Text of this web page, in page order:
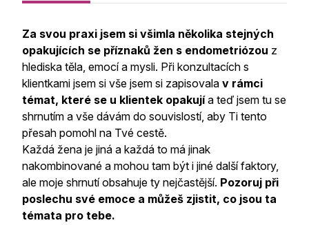
Za svou praxi jsem si všimla několika stejných
opakujících se příznaků žen s endometriózou z
hlediska těla, emocí a mysli. Při konzultacích s
klientkami jsem si vše jsem si zapisovala v rámci
témat, které se u klientek opakujía teď jsem tu se
shrnutím a vše dávám do souvislostí, aby Ti tento
přesah pomohl na Tvé cestě.
Každá žena je jiná a každá to má jinak
nakombinované a mohou tam být i jiné další faktory,
ale moje shrnutí obsahuje ty nejčastější. Pozoruj při
poslechu své emoce a můžeš zjistit, co jsou ta
témata pro tebe.